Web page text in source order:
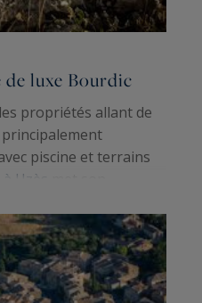
luxe Bourdic
propriétés allant de
principalement
piscine et terrains
Uzès
clientèle exigeante,
approfondie de l'